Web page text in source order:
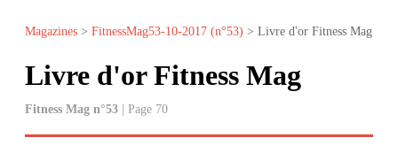
Magazines > FitnessMag53-10-2017 (n°53) > Livre d'or Fitness Mag
Livre d'or Fitness Mag
Fitness Mag n°53 | Page 70